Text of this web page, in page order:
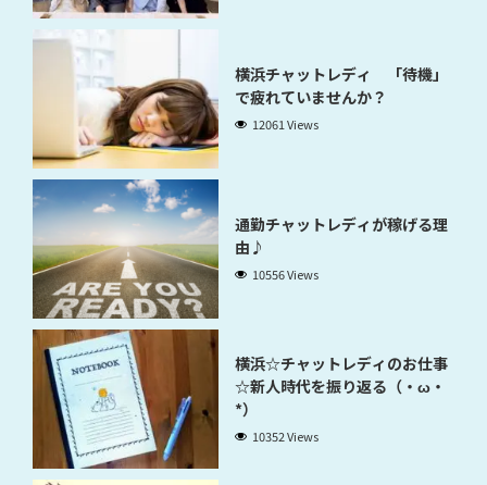
横浜チャットレディ 「待機」
で疲れていませんか？
12061 Views
通勤チャットレディが稼げる理
由♪
10556 Views
横浜☆チャットレディのお仕事
☆新人時代を振り返る（・ω・
*）
10352 Views